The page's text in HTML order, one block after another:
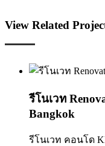
View Related
รีโนเวท
Bangkok
รีโนเวท คอนโด